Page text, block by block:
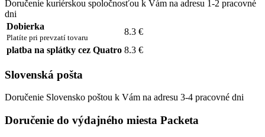
Doručenie kuriérskou spoločnosťou k Vám na adresu 1-2 pracovné
dni
Dobierka
Platíte pri prevzatí tovaru
8.3 €
platba na splátky cez Quatro 8.3 €
Slovenská pošta
Doručenie Slovensko poštou k Vám na adresu 3-4 pracovné dni
Doručenie do výdajného miesta Packeta